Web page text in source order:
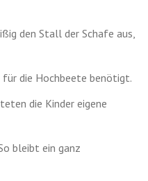
den Stall der Schafe aus,
die Hochbeete benötigt.
die Kinder eigene
bleibt ein ganz